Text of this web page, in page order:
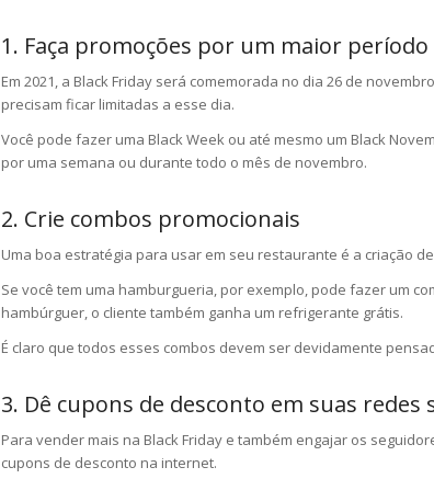
1. Faça promoções por um maior
Em 2021, a Black Friday será comemorada no dia 26 de
precisam ficar limitadas a esse dia.
Você pode fazer uma Black Week ou até mesmo um Black
por uma semana ou durante todo o mês de novembro.
2. Crie combos promocionais
Uma boa estratégia para usar em seu restaurante é a criação
Se você tem uma hamburgueria, por exemplo, pode fazer um
hambúrguer, o cliente também ganha um refrigerante grátis.
É claro que todos esses combos devem ser devidamente
3. Dê cupons de desconto em suas redes
Para vender mais na Black Friday e também engajar os
cupons de desconto na internet.